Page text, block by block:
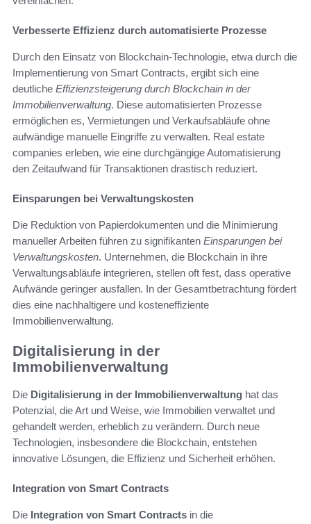
Verbesserte Effizienz durch automatisierte Prozesse
Durch den Einsatz von Blockchain-Technologie, etwa durch die
Implementierung von Smart Contracts, ergibt sich eine
deutliche Effizienzsteigerung durch Blockchain in der
Immobilienverwaltung. Diese automatisierten Prozesse
ermöglichen es, Vermietungen und Verkaufsabläufe ohne
aufwändige manuelle Eingriffe zu verwalten. Real estate
companies erleben, wie eine durchgängige Automatisierung
den Zeitaufwand für Transaktionen drastisch reduziert.
Einsparungen bei Verwaltungskosten
Die Reduktion von Papierdokumenten und die Minimierung
manueller Arbeiten führen zu signifikanten Einsparungen bei
Verwaltungskosten. Unternehmen, die Blockchain in ihre
Verwaltungsabläufe integrieren, stellen oft fest, dass operative
Aufwände geringer ausfallen. In der Gesamtbetrachtung fördert
dies eine nachhaltigere und kosteneffiziente
Immobilienverwaltung.
Digitalisierung in der
Immobilienverwaltung
Die Digitalisierung in der Immobilienverwaltung hat das
Potenzial, die Art und Weise, wie Immobilien verwaltet und
gehandelt werden, erheblich zu verändern. Durch neue
Technologien, insbesondere die Blockchain, entstehen
innovative Lösungen, die Effizienz und Sicherheit erhöhen.
Integration von Smart Contracts
Die Integration von Smart Contracts in die